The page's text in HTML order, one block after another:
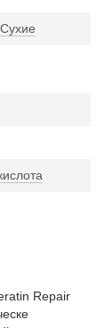
Сухие
Repair